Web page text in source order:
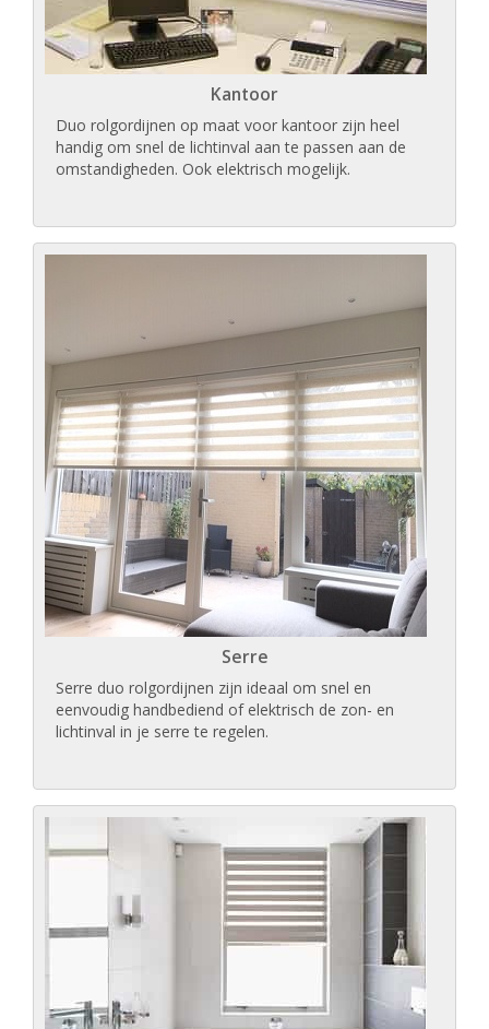
Kantoor
Duo rolgordijnen op maat voor kantoor zijn heel
handig om snel de lichtinval aan te passen aan de
omstandigheden. Ook elektrisch mogelijk.
Serre
Serre duo rolgordijnen zijn ideaal om snel en
eenvoudig handbediend of elektrisch de zon- en
lichtinval in je serre te regelen.